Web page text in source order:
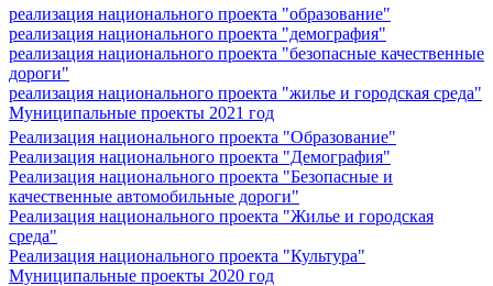
реализация национального проекта "образование"
реализация национального проекта "демография"
реализация национального проекта "безопасные качественные
дороги"
реализация национального проекта "жилье и городская среда"
Муниципальные проекты 2021 год
Реализация национального проекта "Образование"
Реализация национального проекта "Демография"
Реализация национального проекта "Безопасные и
качественные автомобильные дороги"
Реализация национального проекта "Жилье и городская
среда"
Реализация национального проекта "Культура"
Муниципальные проекты 2020 год